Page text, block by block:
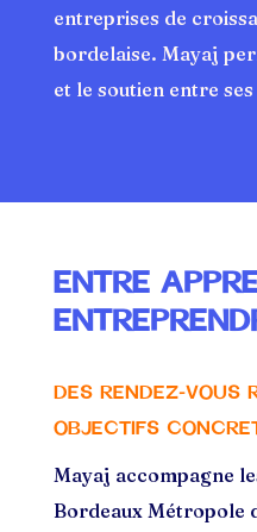
entreprises de
bordelaise. Mayaj
et le soutien entre
ENTRE
DES RENDEZ-VOUS
OBJECTIFS
Mayaj accompagne
Bordeaux Métropole